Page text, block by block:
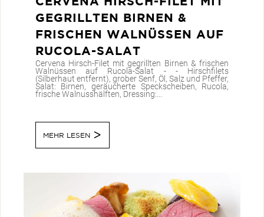
GEGRILLTEN BIRNEN &
FRISCHEN WALNÜSSEN AUF
RUCOLA-SALAT
Cervena Hirsch-Filet mit gegrillten Birnen & frischen
Walnüssen auf Rucola-Salat - - Hirschfilets
(Silberhaut entfernt), grober Senf, Öl, Salz und Pfeffer,
Salat: Birnen, geräucherte Speckscheiben, Rucola,
frische Walnusshälften, Dressing:...
MEHR LESEN